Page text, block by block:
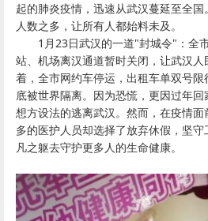
起的肺炎疫情，迅速从武汉蔓延至全国
人数之多，让所有人都始料未及。
1月23日武汉的一道"封城令"： 全
站、 机场离汉通道暂时关闭， 让武汉人
着，全市网约车停运，出租车单双号
底被世界隔离。因为恐慌，更因过年
想方设法的逃离武汉。然而，在疫情
多的医护人员却选择了放弃休假，坚
凡之躯去守护更多人的生命健康。